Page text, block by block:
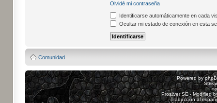
Olvidé mi contraseña
Identificarse automáticamente en cada
Ocultar mi estado de conexión en esta
Comunidad
Powered by
Prosilver SE - Modified
Traducción al